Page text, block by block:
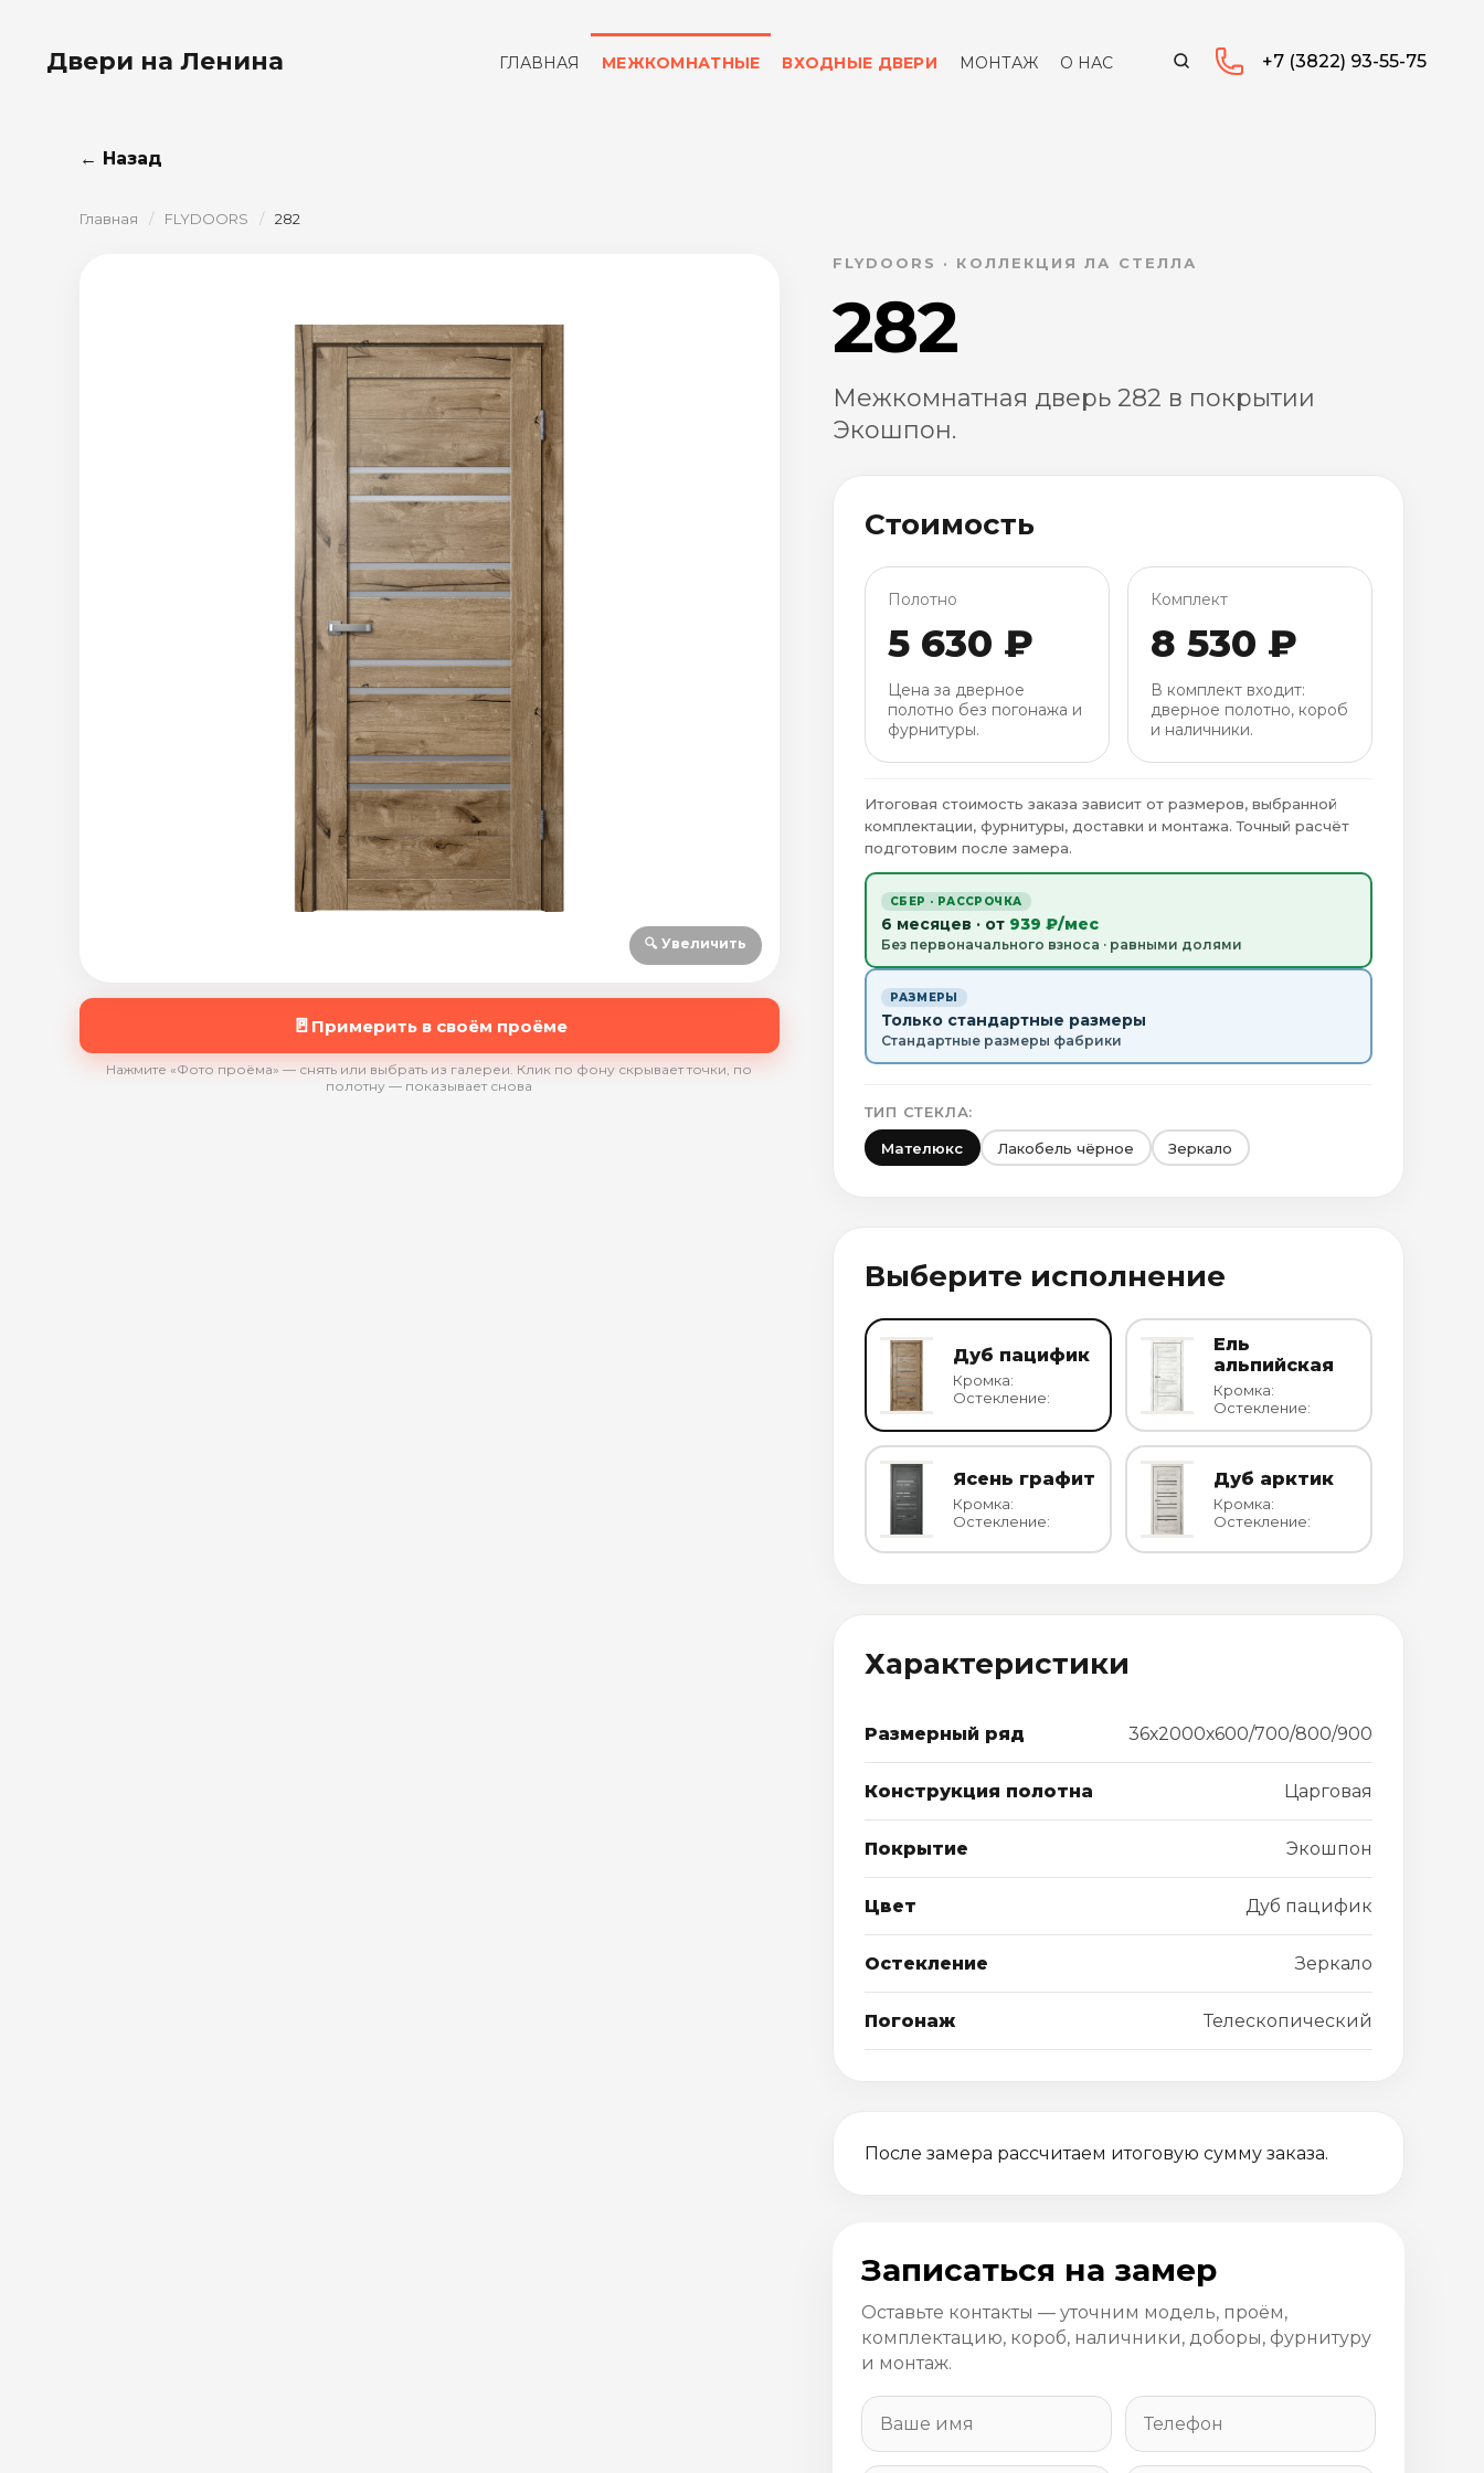
Двери на Ленина ГЛАВНАЯ МЕЖКОМНАТНЫЕ ВХОДНЫЕ ДВЕРИ МОНТАЖ О НАС +7 (3822) 93-55-75
← Назад
Главная / FLYDOORS / 282
🔍 Увеличить
🚪 Примерить в своём проёме
Нажмите «Фото проёма» — снять или выбрать из галереи. Клик по фону скрывает точки, по
полотну — показывает снова
FLYDOORS · КОЛЛЕКЦИЯ ЛА СТЕЛЛА
282
Межкомнатная дверь 282 в покрытии
Экошпон.
Стоимость
Полотно
5 630 ₽
Цена за дверное
полотно без погонажа и
фурнитуры.
Комплект
8 530 ₽
В комплект входит:
дверное полотно, короб
и наличники.
Итоговая стоимость заказа зависит от размеров, выбранной
комплектации, фурнитуры, доставки и монтажа. Точный расчёт
подготовим после замера.
СБЕР · РАССРОЧКА
6 месяцев · от 939 ₽/мес
Без первоначального взноса · равными долями
РАЗМЕРЫ
Только стандартные размеры
Стандартные размеры фабрики
ТИП СТЕКЛА:
Мателюкс Лакобель чёрное Зеркало
Выберите исполнение
Дуб пацифик
Кромка:
Остекление:
Ель
альпийская
Кромка:
Остекление:
Ясень графит
Кромка:
Остекление:
Дуб арктик
Кромка:
Остекление:
Характеристики
Размерный ряд 36х2000х600/700/800/900
Конструкция полотна Царговая
Покрытие Экошпон
Цвет Дуб пацифик
Остекление Зеркало
Погонаж Телескопический
После замера рассчитаем итоговую сумму заказа.
Записаться на замер
Оставьте контакты — уточним модель, проём,
комплектацию, короб, наличники, доборы, фурнитуру
и монтаж.